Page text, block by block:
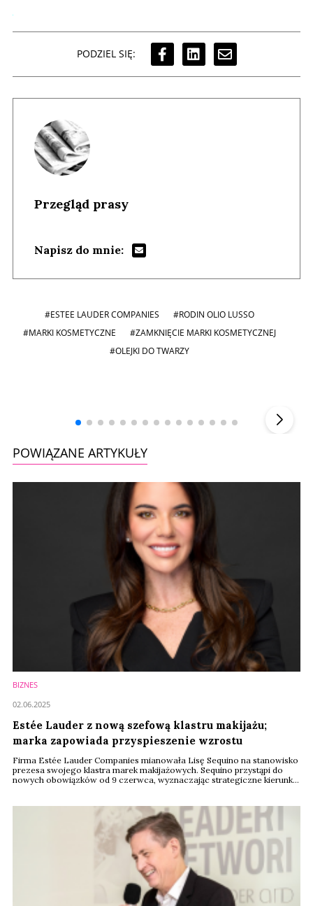
PODZIEL SIĘ:
Przegląd prasy
Napisz do mnie:
#ESTEE LAUDER COMPANIES
#RODIN OLIO LUSSO
#MARKI KOSMETYCZNE
#ZAMKNIĘCIE MARKI KOSMETYCZNEJ
#OLEJKI DO TWARZY
POWIĄZANE ARTYKUŁY
BIZNES
Estée Lauder z nową szefową klastru makijażu;
marka zapowiada przyspieszenie wzrostu
Firma Estée Lauder Companies mianowała Lisę Sequino na stanowisko
prezesa swojego klastra marek makijażowych. Sequino przystąpi do
nowych obowiązków od 9 czerwca, wyznaczając strategiczne kierunki i
02.06.2025